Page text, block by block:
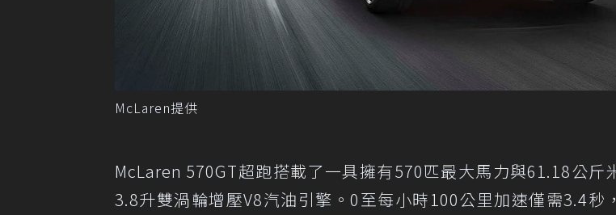
McLaren提供
McLaren 570GT超跑搭載了一具擁有570匹最大馬力與61.18公斤
3.8升雙渦輪增壓V8汽油引擎。0至每小時100公里加速僅需3.4秒